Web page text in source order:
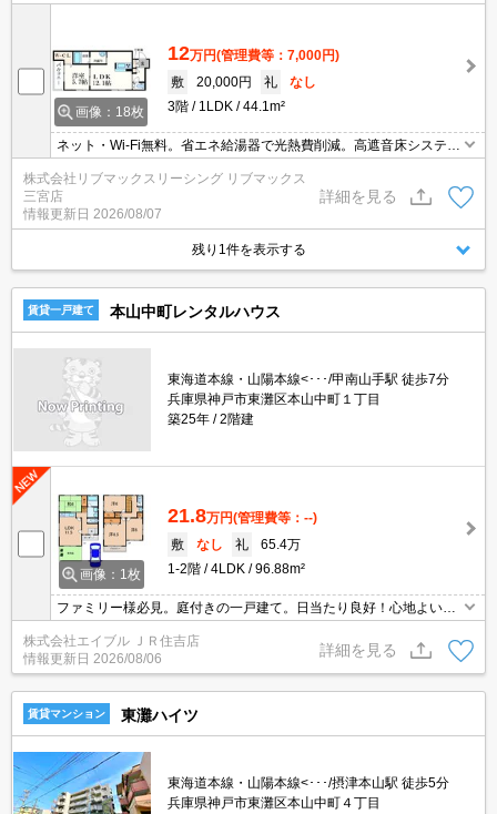
画像：18枚
12万円(管理費等：7,000円)
敷
20,000円 礼
なし
3階
1LDK 44.1m²
ネット・Wi-Fi無料。省エネ給湯器で光熱費削減。高遮音床システム
費用分割払い相談可能。他社掲載物件もまとめてご紹介可能です。
問合せ当日でもご対応可能。土日祝日は混み合いますのでお早めに
ご予約ください。
株式会社リブマックスリーシング リブマックス
三宮店
情報更新日 2026/08/07
詳細を見る
残り1件を表示する
賃貸一戸建て 本山中町レンタルハウス
東海道本線・山陽本線<･･･/甲南山手駅 徒歩7分
兵庫県神戸市東灘区本山中町１丁目
築25年
2階建
画像：1枚
21.8万円(管理費等：--)
敷
なし 礼
65.4万
1-2階
4LDK 96.88m²
ファミリー様必見。庭付きの一戸建て。日当たり良好！心地よい室
三小学校区(160m)。仲介手数料家賃の0.55ヵ月分。ぜひお問合せく
ださい。
株式会社エイブル ＪＲ住吉店
情報更新日 2026/08/06
詳細を見る
賃貸マンション 東灘ハイツ
東海道本線・山陽本線<･･･/摂津本山駅 徒歩5分
兵庫県神戸市東灘区本山中町４丁目